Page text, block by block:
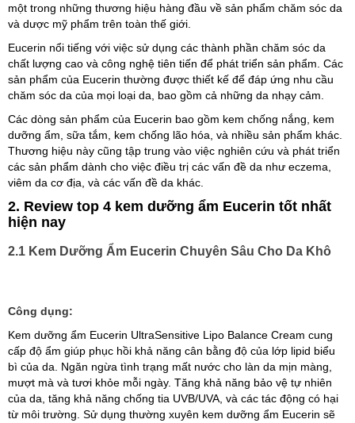
một trong những thương hiệu hàng đầu về sản phẩm chăm sóc da
và dược mỹ phẩm trên toàn thế giới.
Eucerin nổi tiếng với việc sử dụng các thành phần chăm sóc da
chất lượng cao và công nghệ tiên tiến để phát triển sản phẩm. Các
sản phẩm của Eucerin thường được thiết kế để đáp ứng nhu cầu
chăm sóc da của mọi loại da, bao gồm cả những da nhạy cảm.
Các dòng sản phẩm của Eucerin bao gồm kem chống nắng, kem
dưỡng ẩm, sữa tắm, kem chống lão hóa, và nhiều sản phẩm khác.
Thương hiệu này cũng tập trung vào việc nghiên cứu và phát triển
các sản phẩm dành cho việc điều trị các vấn đề da như eczema,
viêm da cơ địa, và các vấn đề da khác.
2. Review top 4 kem dưỡng ẩm Eucerin tốt nhất
hiện nay
2.1 Kem Dưỡng Ẩm Eucerin Chuyên Sâu Cho Da Khô
Công dụng:
Kem dưỡng ẩm Eucerin UltraSensitive Lipo Balance Cream cung
cấp độ ẩm giúp phục hồi khả năng cân bằng độ của lớp lipid biểu
bì của da. Ngăn ngừa tình trạng mất nước cho làn da mịn màng,
mượt mà và tươi khỏe mỗi ngày. Tăng khả năng bảo vệ tự nhiên
của da, tăng khả năng chống tia UVB/UVA, và các tác động có hại
từ môi trường. Sử dụng thường xuyên kem dưỡng ẩm Eucerin sẽ